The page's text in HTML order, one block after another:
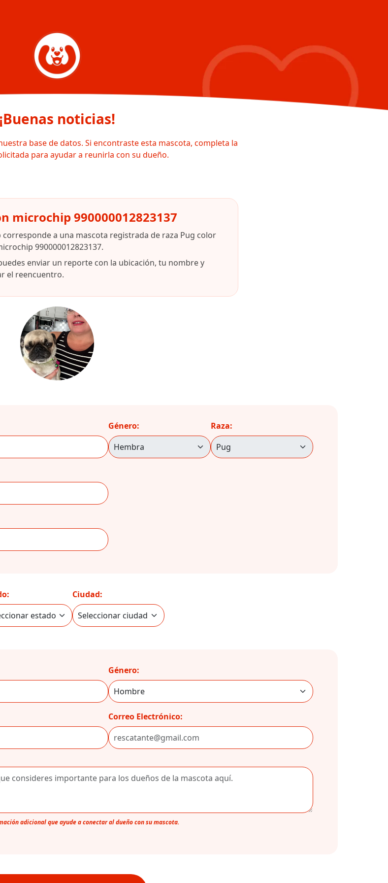
¡Buenas noticias!
base de datos. Si encontraste esta mascota, completa la
para ayudar a reunirla con su dueño.
microchip 990000012823137
a una mascota registrada de raza Pug color
990000012823137.
enviar un reporte con la ubicación, tu nombre y
el reencuentro.
Género: Raza:
Ciudad:
Género:
Correo Electrónico:
adicional que ayude a conectar al dueño con su mascota.